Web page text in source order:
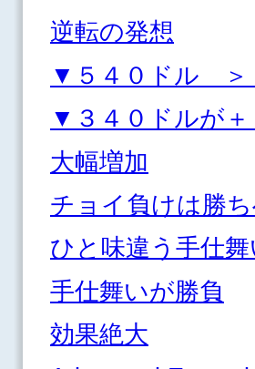
逆転の発想
▼５４０ドル
▼３４０ドルが
大幅増加
チョイ負けは勝
ひと味違う手仕
手仕舞いが勝負
効果絶大